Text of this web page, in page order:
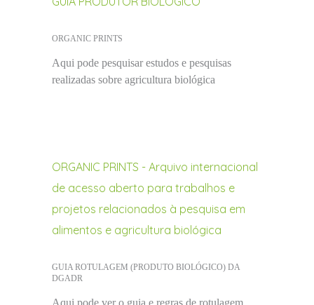
ORGANIC PRINTS
Aqui pode pesquisar estudos e pesquisas
realizadas sobre agricultura biológica
ORGANIC PRINTS - Arquivo internacional
de acesso aberto para trabalhos e
projetos relacionados à pesquisa em
alimentos e agricultura biológica
GUIA ROTULAGEM (PRODUTO BIOLÓGICO) DA
DGADR
Aqui pode ver o guia e regras de rotulagem